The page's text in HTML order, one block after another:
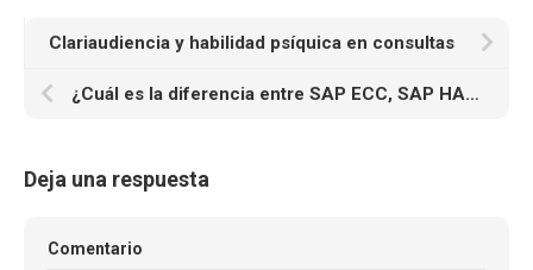
Clariaudiencia y habilidad psíquica en consultas
¿Cuál es la diferencia entre SAP ECC, SAP HANA y SAP S/4 HANA?
Deja una respuesta
Comentario